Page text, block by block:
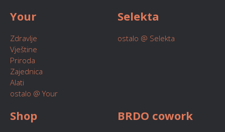
Your
Zdravlje
Vještine
Priroda
Zajednica
Alati
ostalo @ Your
Selekta
ostalo @ Selekta
Shop BRDO cowork